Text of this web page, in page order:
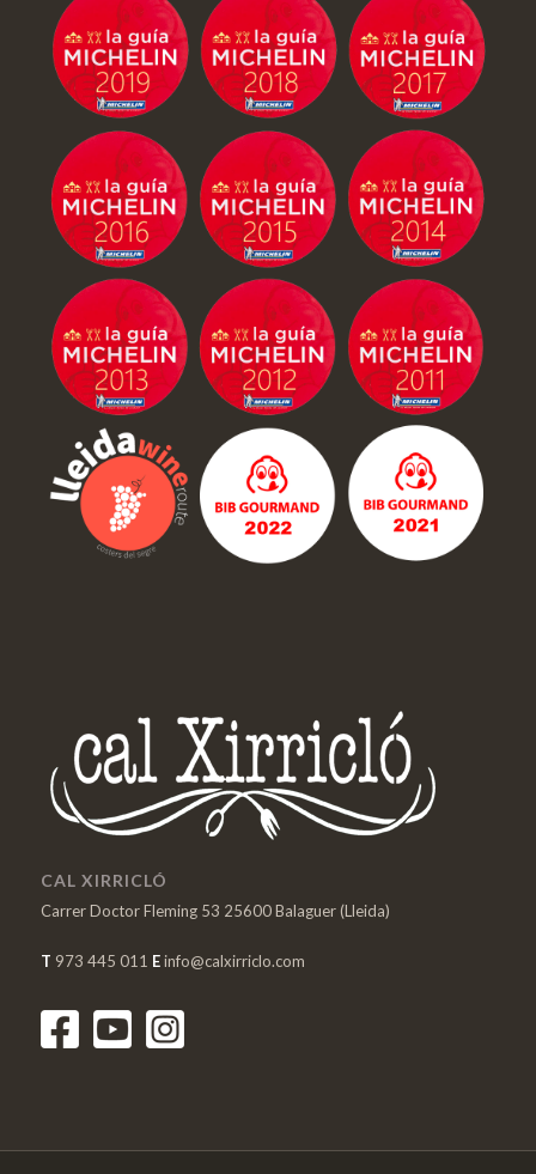
CAL XIRRICLÓ
Carrer Doctor Fleming 53 25600 Balaguer (Lleida)
T 973 445 011 Einfo@calxirriclo.com